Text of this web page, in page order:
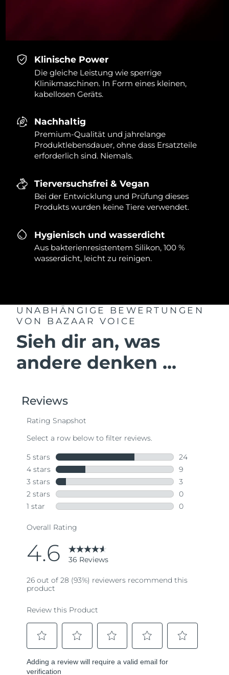
Klinische Power
Die gleiche Leistung wie sperrige
Klinikmaschinen. In Form eines kleinen,
kabellosen Geräts.
Nachhaltig
Premium-Qualität und jahrelange
Produktlebensdauer, ohne dass Ersatzteile
erforderlich sind. Niemals.
Tierversuchsfrei & Vegan
Bei der Entwicklung und Prüfung dieses
Produkts wurden keine Tiere verwendet.
Hygienisch und wasserdicht
Aus bakterienresistentem Silikon, 100 %
wasserdicht, leicht zu reinigen.
UNABHÄNGIGE BEWERTUNGEN
VON BAZAAR VOICE
Sieh dir an, was
andere denken ...